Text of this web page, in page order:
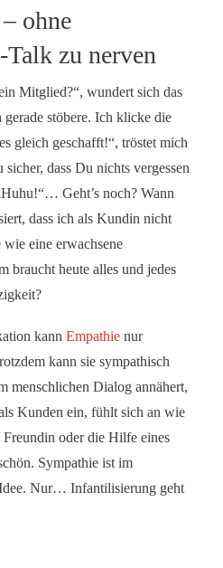
ohne
zu nerven
Mitglied?“, wundert sich das
stöbere. Ich klicke die
gleich geschafft!“, tröstet mich
dass Du nichts vergessen
Geht’s noch? Wann
dass ich als Kundin nicht
eine erwachsene
braucht heute alles und jedes
kann Empathie nur
kann sie sympathisch
menschlichen Dialog annähert,
Kunden ein, fühlt sich an wie
oder die Hilfe eines
Sympathie ist im
Nur… Infantilisierung geht